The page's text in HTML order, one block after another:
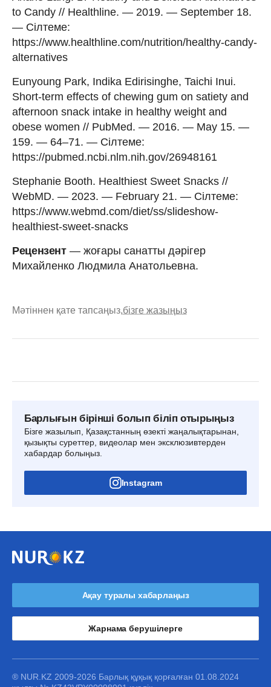
to Candy // Healthline. — 2019. — September 18.
— Сілтеме:
https://www.healthline.com/nutrition/healthy-candy-
alternatives
Eunyoung Park, Indika Edirisinghe, Taichi Inui.
Short-term effects of chewing gum on satiety and
afternoon snack intake in healthy weight and
obese women // PubMed. — 2016. — May 15. —
159. — 64–71. — Сілтеме:
https://pubmed.ncbi.nlm.nih.gov/26948161
Stephanie Booth. Healthiest Sweet Snacks //
WebMD. — 2023. — February 21. — Сілтеме:
https://www.webmd.com/diet/ss/slideshow-
healthiest-sweet-snacks
Рецензент— жоғары санатты дәрігер
Михайленко Людмила Анатольевна.
Мәтіннен қате тапсаңыз,бізге жазыңыз
Барлығын бірінші болып біліп отырыңыз
Бізге жазылып, Қазақстанның өзекті жаңалықтарынан,
қызықты суреттер, видеолар мен эксклюзивтерден
хабардар болыңыз.
Instagram
Ақау туралы хабарлаңыз
Жарнама берушілерге
® NUR.KZ 2009-2026 Барлық құқық қорғалған 01.08.2024